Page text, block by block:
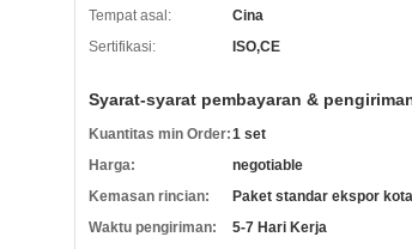
Tempat asal:
Cina
Sertifikasi:
ISO,CE
Syarat-syarat pembayaran &
Kuantitas min Order:1 set
Harga:
negotiable
Kemasan rincian:
Paket standar ekspor
Waktu pengiriman:
5-7 Hari Kerja